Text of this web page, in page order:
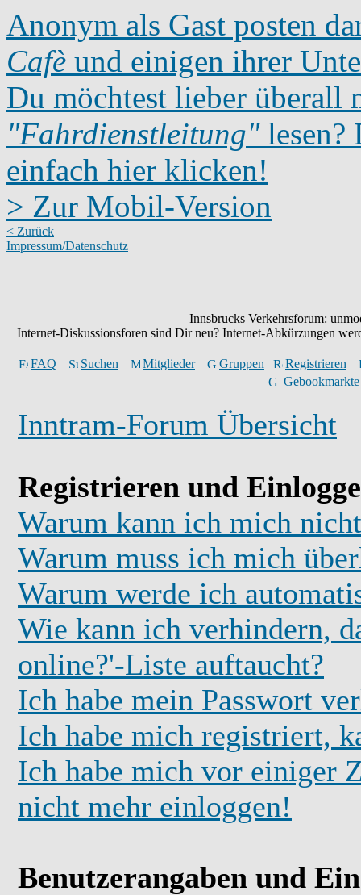
Anonym als Gast posten
Cafè und einigen ihrer
Du möchtest lieber überall
"Fahrdienstleitung"lesen?
einfach hier klicken!
> Zur Mobil-Version
< Zurück
Impressum/Datenschutz
Innsbrucks Verkehrsforum:
Internet-Diskussionsforen sind Dir neu? Internet-Abkürzungen
FAQ Suchen Mitglieder Gruppen
Registrieren
Inntram-Forum Übersicht
Registrieren und
Warum kann ich mich
Warum muss ich mich
Warum werde ich
Wie kann ich verhindern,
online?'-Liste auftaucht?
Ich habe mein Passwort
Ich habe mich registriert,
Ich habe mich vor einiger
nicht mehr einloggen!
Benutzerangaben und